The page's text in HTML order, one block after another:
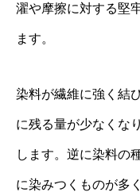
濯や摩擦に対する堅
ます。
染料が繊維に強く結
に残る量が少なくな
します。逆に染料の
に染みつくものが多